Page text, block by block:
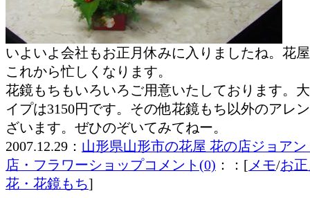
いよいよ会社もお正月休みに入りましたね。花
これから忙しくなります。
花鏡もちもいろいろご用意いたしております。
イプは3150円です。その他花鏡もち以外のアレ
ざいます。ぜひのぞいてみてねー。
2007.12.29： 山形県山形市の花屋 花の店ジョア
店・フラワーショップコメント(0) ：：[メモ/お
花・花鏡もち]